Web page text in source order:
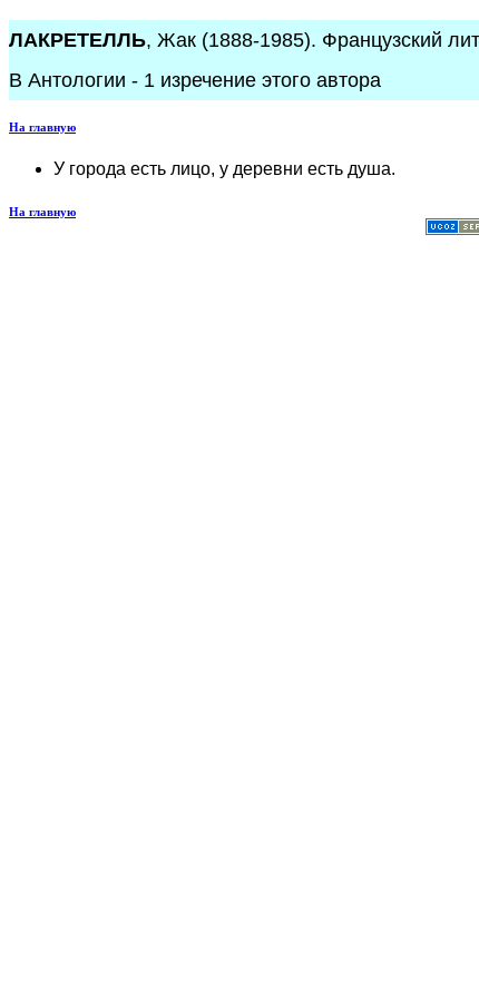
ЛАКРЕТЕЛЛЬ, Жак (1888-1985). Французский
В Антологии - 1 изречение этого автора
На главную
У города есть лицо, у деревни есть душа.
На главную